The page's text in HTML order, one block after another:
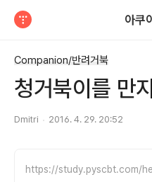
아쿠
Companion/반려거북
청거북이를 만
Dmitri 2016. 4. 29. 20:52
https://study.pyscbt.com/